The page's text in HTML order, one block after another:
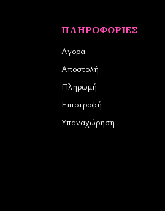
ΠΛΗΡΟΦΟΡΊΕΣ
Αγορά
Αποστολή
Πληρωμή
Επιστροφή
Υπαναχώρηση